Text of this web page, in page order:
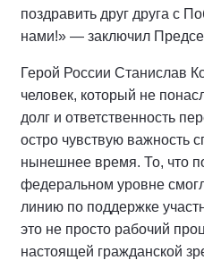
поздравить друг друга с
нами!» — заключил
Герой России Станислав
человек, который не
долг и ответственность
остро чувствую важность
нынешнее время. То, что
федеральном уровне
линию по поддержке
это не просто рабочий
настоящей гражданской